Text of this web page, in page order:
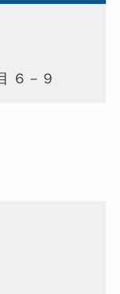
６－９